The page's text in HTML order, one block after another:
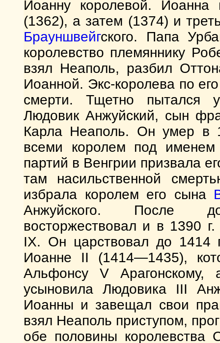
Иоанну королевой.
(1362), а затем (1374) и
Брауншвейгского. Папа
королевство племяннику
взял Неаполь, разбил
Иоанной. Экс-королева по
смерти. Тщетно пытался
Людовик Анжуйский, сын
Карла Неаполь. Он умер в
всеми королем под
партий в Венгрии призвала
там насильственной
избрала королем его сына
Анжуйского. После
восторжествовал и в 1390
IX. Он царствовал до 1414
Иоанне II (1414—1435),
Альфонсу V
усыновила Людовика III
Иоанны и завещал свои
взял Неаполь приступом,
обе половины королевства